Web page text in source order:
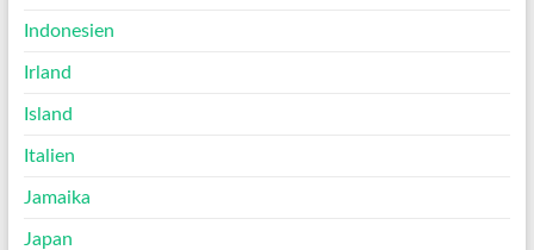
Indonesien
Irland
Island
Italien
Jamaika
Japan